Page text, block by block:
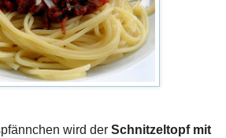
wird der Schnitzeltopf mit